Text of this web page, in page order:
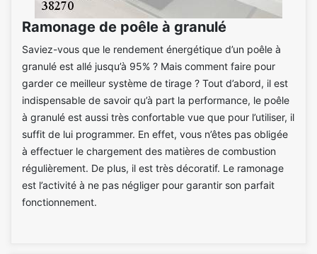
Ramonage de poêle à granulé
Saviez-vous que le rendement énergétique d’un poêle à
granulé est allé jusqu’à 95% ? Mais comment faire pour
garder ce meilleur système de tirage ? Tout d’abord, il est
indispensable de savoir qu’à part la performance, le poêle
à granulé est aussi très confortable vue que pour l’utiliser, il
suffit de lui programmer. En effet, vous n’êtes pas obligée
à effectuer le chargement des matières de combustion
régulièrement. De plus, il est très décoratif. Le ramonage
est l’activité à ne pas négliger pour garantir son parfait
fonctionnement.